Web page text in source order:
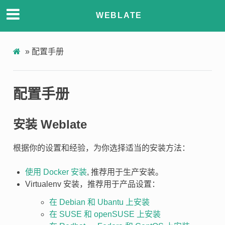
WEBLATE
» 配置手册
配置手册
安装 Weblate
根据你的设置和经验，为你选择适当的安装方法：
使用 Docker 安装, 推荐用于生产安装。
Virtualenv 安装，推荐用于产品设置：
在 Debian 和 Ubantu 上安装
在 SUSE 和 openSUSE 上安装